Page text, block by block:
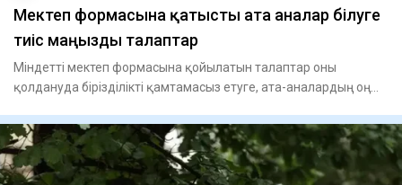
Мектеп формасына қатысты ата аналар білуге
тиіс маңызды талаптар
Міндетті мектеп формасына қойылатын талаптар оны
қолдануда бірізділікті қамтамасыз етуге, ата-аналардың оң